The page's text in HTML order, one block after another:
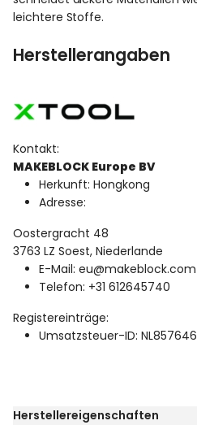
leichtere Stoffe.
Herstellerangaben
Kontakt:
MAKEBLOCK Europe BV
Herkunft: Hongkong
Adresse:
Oostergracht 48
3763 LZ Soest, Niederlande
E-Mail: eu@makeblock.com
Telefon: +31 612645740
Registereinträge:
Umsatzsteuer-ID:
Herstellereigenschaften